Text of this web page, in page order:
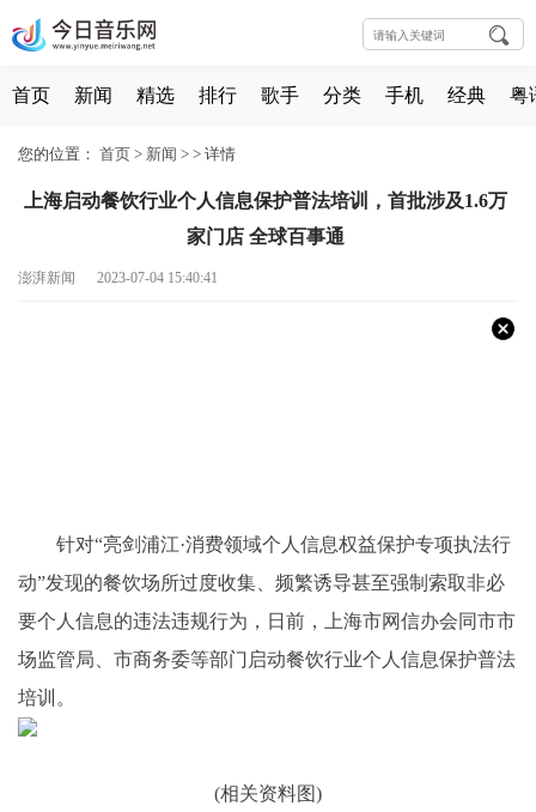
首页 新闻 精选 排行 歌手 分类 手机 经典 粤
您的位置： 首页 > 新闻 > > 详情
上海启动餐饮行业个人信息保护普法培训，首批涉及1.6万
家门店 全球百事通
澎湃新闻 2023-07-04 15:40:41
针对“亮剑浦江·消费领域个人信息权益保护专项执法行
动”发现的餐饮场所过度收集、频繁诱导甚至强制索取非必
要个人信息的违法违规行为，日前，上海市网信办会同市市
场监管局、市商务委等部门启动餐饮行业个人信息保护普法
培训。
(相关资料图)